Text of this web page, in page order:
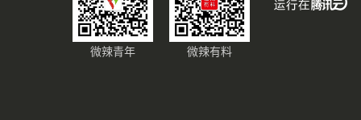
微辣青年 微辣有料